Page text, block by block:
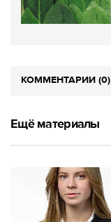
КОММЕНТАРИИ (0)
Ещё материалы